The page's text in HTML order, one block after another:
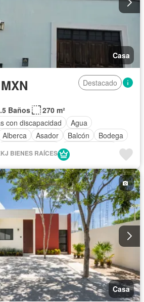
Casa
Destacado
Baños
270 m²
con discapacidad
Agua
Alberca Asador Balcón
Bodega
Cocina equipada
Cocina integral
Cuarto de servicio
natural Internet
Jardín
Terraza
Vista panorámica
amueblado
BIENES RAÍCES
Casa